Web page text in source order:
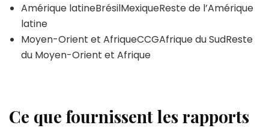
Amérique latineBrésilMexiqueReste de l’Amérique
latine
Moyen-Orient et AfriqueCCGAfrique du SudReste
du Moyen-Orient et Afrique
Ce que fournissent les rapports